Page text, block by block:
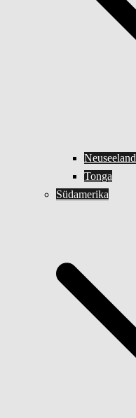
Neuseeland
Tonga
Südamerika